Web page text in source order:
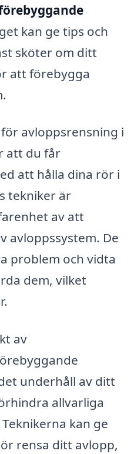
kan ge tips och
sköter om ditt
att förebygga
avloppsrensning i
att du får
att hålla dina rör i
tekniker är
av att
avloppssystem. De
problem och vidta
dem, vilket
av
underhåll av ditt
allvarliga
kan ge
rensa ditt avlopp,